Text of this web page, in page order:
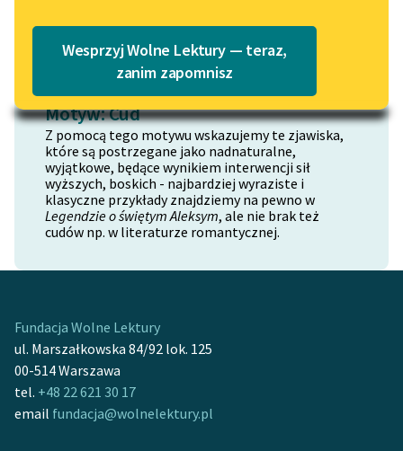
Lektury szkolne i klasyka
literatury do słuchania dla
uczennic i uczniów z
niepełnosprawnościami
E-kolekcja lektur
szkolnych i literatury do
Feministyczne inspiracje.
Popularyzacja
skandynawskiej literatury
feministycznej
Katalog w formacie PDF
Wesprzyj Wolne Lektury — teraz,
zanim zapomnisz
Motyw: Cud
Z pomocą tego motywu wskazujemy te zjawiska,
które są postrzegane jako nadnaturalne,
wyjątkowe, będące wynikiem interwencji sił
wyższych, boskich - najbardziej wyraziste i
klasyczne przykłady znajdziemy na pewno w
Legendzie o świętym Aleksym, ale nie brak też
cudów np. w literaturze romantycznej.
Fundacja Wolne Lektury
ul. Marszałkowska 84/92 lok. 125
00-514 Warszawa
tel. +48 22 621 30 17
email fundacja@wolnelektury.pl